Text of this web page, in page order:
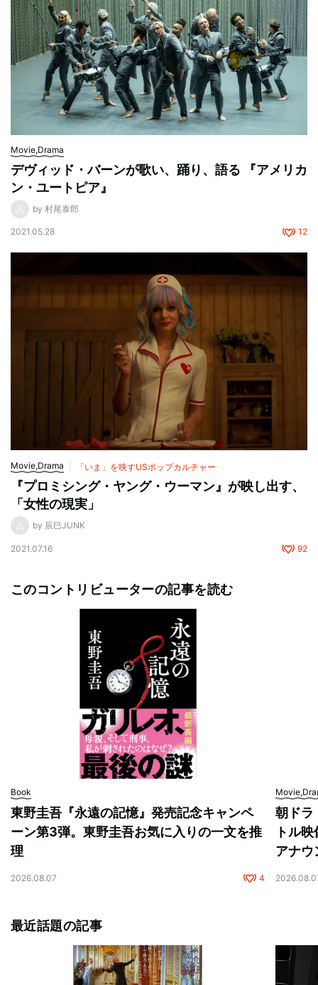
Movie,Drama
デヴィッド・バーンが歌い、踊り、語る 『アメリカ
ン・ユートピア』
by 村尾泰郎
2021.05.28 12
Movie,Drama 「いま」を映すUSポップカルチャー
『プロミシング・ヤング・ウーマン』が映し出す、
「女性の現実」
by 辰巳JUNK
2021.07.16 92
このコントリビューターの記事を読む
Book
東野圭吾『永遠の記憶』発売記念キャンペ
ーン第3弾。東野圭吾お気に入りの一文を推
理
2026.08.07 4
朝ドラ
トル
アナウ
最近話題の記事